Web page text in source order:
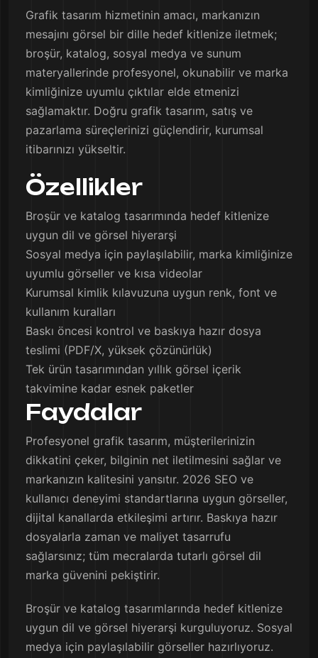
Grafik tasarım hizmetinin amacı, markanızın
mesajını görsel bir dille hedef kitlenize iletmek;
broşür, katalog, sosyal medya ve sunum
materyallerinde profesyonel, okunabilir ve marka
kimliğinize uyumlu çıktılar elde etmenizi
sağlamaktır. Doğru grafik tasarım, satış ve
pazarlama süreçlerinizi güçlendirir, kurumsal
itibarınızı yükseltir.
Özellikler
Broşür ve katalog tasarımında hedef kitlenize
uygun dil ve görsel hiyerarşi
Sosyal medya için paylaşılabilir, marka kimliğinize
uyumlu görseller ve kısa videolar
Kurumsal kimlik kılavuzuna uygun renk, font ve
kullanım kuralları
Baskı öncesi kontrol ve baskıya hazır dosya
teslimi (PDF/X, yüksek çözünürlük)
Tek ürün tasarımından yıllık görsel içerik
takvimine kadar esnek paketler
Faydalar
Profesyonel grafik tasarım, müşterilerinizin
dikkatini çeker, bilginin net iletilmesini sağlar ve
markanızın kalitesini yansıtır. 2026 SEO ve
kullanıcı deneyimi standartlarına uygun görseller,
dijital kanallarda etkileşimi artırır. Baskıya hazır
dosyalarla zaman ve maliyet tasarrufu
sağlarsınız; tüm mecralarda tutarlı görsel dil
marka güvenini pekiştirir.
Broşür ve katalog tasarımlarında hedef kitlenize
uygun dil ve görsel hiyerarşi kurguluyoruz. Sosyal
medya için paylaşılabilir görseller hazırlıyoruz.